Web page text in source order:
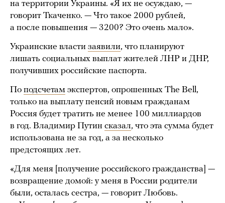
на территории Украины. «Я их не осуждаю, —
говорит Ткаченко. — Что такое 2000 рублей,
а после повышения — 3200? Это очень мало».
Украинские власти заявили, что планируют
лишать социальных выплат жителей ЛНР и ДНР,
получивших российские паспорта.
По подсчетам экспертов, опрошенных The Bell,
только на выплату пенсий новым гражданам
Россия будет тратить не менее 100 миллиардов
в год. Владимир Путин сказал, что эта сумма будет
использована не за год, а за несколько
предстоящих лет.
«Для меня [получение российского гражданства] —
возвращение домой: у меня в России родители
были, осталась сестра, — говорит Любовь.